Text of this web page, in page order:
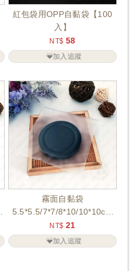
紅包袋用OPP自黏袋【100
入】
NT$ 58
加入追蹤
霧面自黏袋
5.5*5.5/7*7/8*10/10*10cm
【100入】
NT$ 21
加入追蹤